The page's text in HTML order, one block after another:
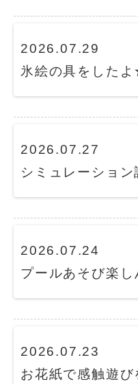
2026.07.29
氷絵の具をした
2026.07.27
シミュレーショ
2026.07.24
プールあそび楽
2026.07.23
お花紙で感触遊び